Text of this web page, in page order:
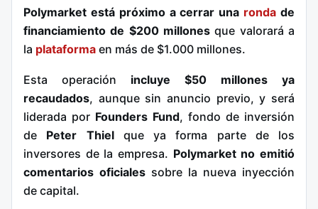
Polymarket está próximo a cerrar una ronda de
financiamiento de $200 millones que valorará a
la plataforma en más de $1.000 millones.
Esta operación incluye $50 millones ya
recaudados, aunque sin anuncio previo, y será
liderada por Founders Fund, fondo de inversión
de Peter Thielque ya forma parte de los
inversores de la empresa. Polymarket no emitió
comentarios oficiales sobre la nueva inyección
de capital.